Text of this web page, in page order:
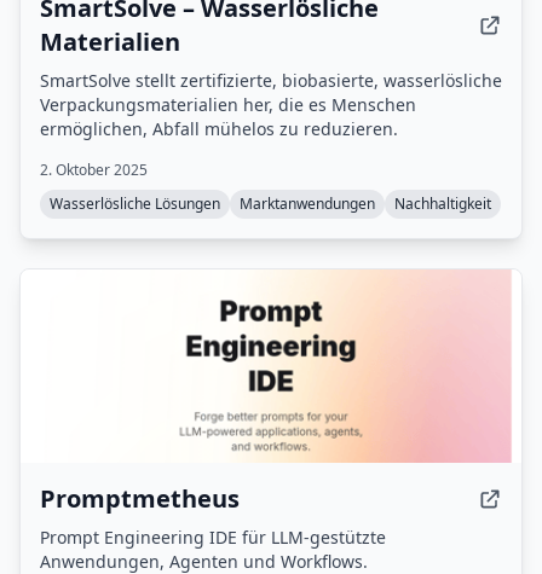
SmartSolve – Wasserlösliche
Materialien
SmartSolve stellt zertifizierte, biobasierte, wasserlösliche
Verpackungsmaterialien her, die es Menschen
ermöglichen, Abfall mühelos zu reduzieren.
2. Oktober 2025
Wasserlösliche Lösungen
Marktanwendungen Nachhaltigkeit
Promptmetheus
Prompt Engineering IDE für LLM-gestützte
Anwendungen, Agenten und Workflows.